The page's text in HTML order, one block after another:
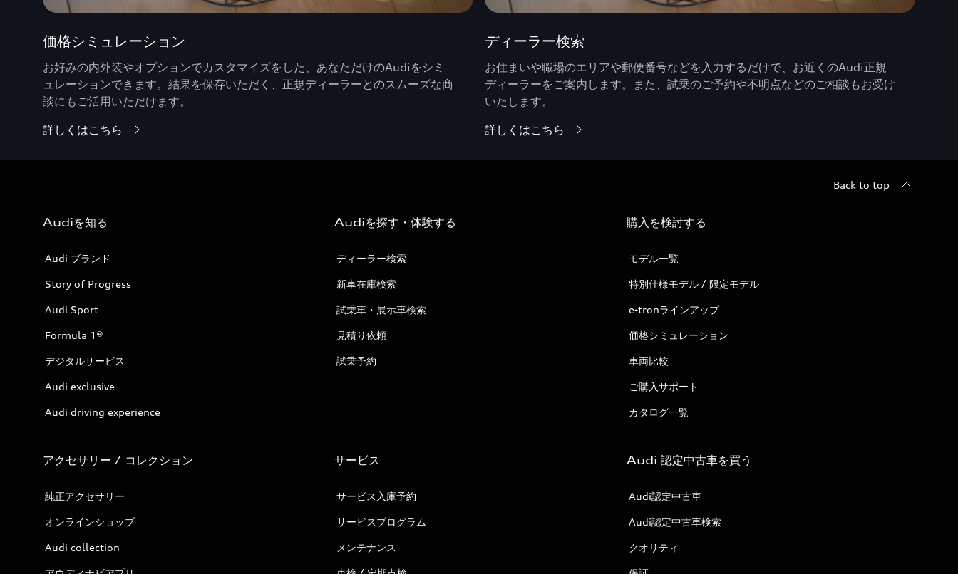
価格シミュレーション
お好みの内外装やオプションでカスタマイズをした、あなただけのAudiをシミ
ュレーションできます。結果を保存いただく、正規ディーラーとのスムーズな商
談にもご活用いただけます。
詳しくはこちら
ディーラー検索
お住まいや職場のエリアや郵便番号などを入力するだけで、お近くのAudi正規
ディーラーをご案内します。また、試乗のご予約や不明点などのご相談もお受け
いたします。
詳しくはこちら
Back to top
Audiを知る
Audi ブランド
Story of Progress
Audi Sport
Formula 1®
デジタルサービス
Audi exclusive
Audi driving experience
Audiを探す・体験する
ディーラー検索
新車在庫検索
試乗車・展示車検索
見積り依頼
試乗予約
購入を検討する
モデル一覧
特別仕様モデル / 限定モデル
e-tronラインアップ
価格シミュレーション
車両比較
ご購入サポート
カタログ一覧
アクセサリー / コレクション
純正アクセサリー
オンラインショップ
Audi collection
サービス
サービス入庫予約
サービスプログラム
メンテナンス
Audi 認定中古車を買う
Audi認定中古車
Audi認定中古車検索
クオリティ